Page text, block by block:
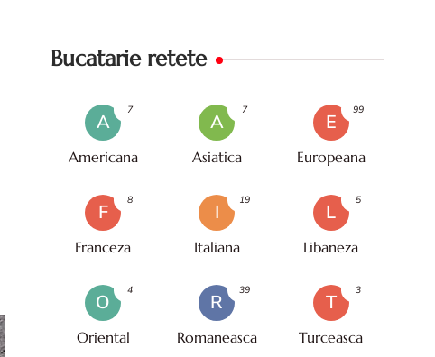
Bucatarie retete
A
Americana
7
A
Asiatica
7
E
Europeana
99
F
Franceza
8
I
Italiana
19
L
Libaneza
5
O
Oriental
4
R
Romaneasca
39
T
Turceasca
3